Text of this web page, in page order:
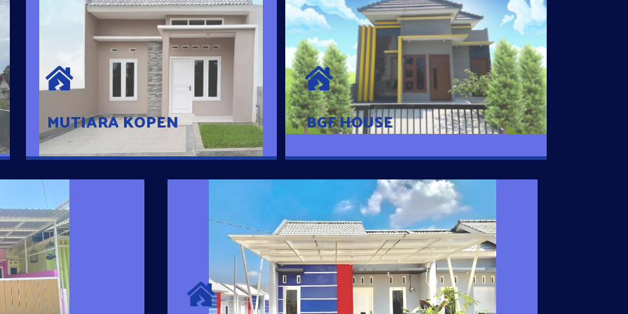
MUTIARA KOPEN
MUTIARA KOPEN
Hunian nyaman dengan suasana
pedesaan. 10 menit dari pusat kota, 2
menit dari Ring Road
BGF HOUSE
BGF HOUSE
Hunian Mewah Pusat Kota dengan fasilitas
Free Desain, Dapur, Parkir Mobil dengan 3
Kamar Tidur dan 2 Kamar Mandi.
Pintar
rumahnya dengan
SURYA MADANI SATU
Satu-satunya Hunian nyaman dengan harga subsidi hanya 100
jutaan dengan lokasi strategis di Tuban